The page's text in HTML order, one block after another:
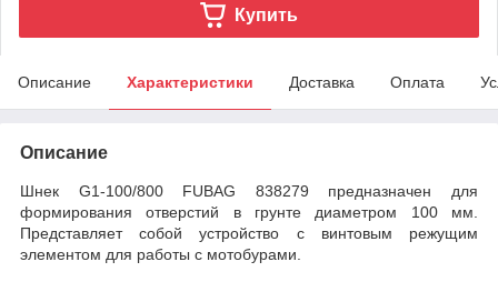
Купить
Описание Характеристики Доставка Оплата
Описание
Шнек G1-100/800 FUBAG 838279 предназначен для
формирования отверстий в грунте диаметром 100 мм.
Представляет собой устройство с винтовым режущим
элементом для работы с мотобурами.